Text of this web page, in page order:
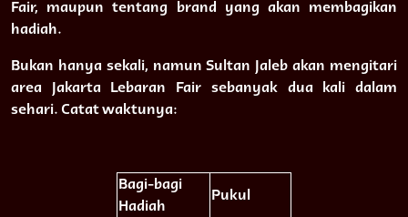
Fair, maupun tentang brand yang akan membagikan
hadiah.
Bukan hanya sekali, namun Sultan Jaleb akan mengitari
area Jakarta Lebaran Fair sebanyak dua kali dalam
sehari. Catat waktunya:
Bagi-bagi
Hadiah
Pukul